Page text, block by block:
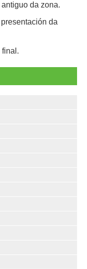
da zona.
da